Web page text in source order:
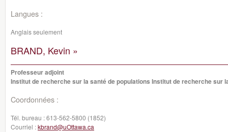
Langues :
Anglais seulement
BRAND, Kevin »
Professeur adjoint
Institut de recherche sur la santé de populations Institut de recherche sur
Coordonnées :
Tél. bureau :613-562-5800 (1852)
Courriel :kbrand@uOttawa.ca